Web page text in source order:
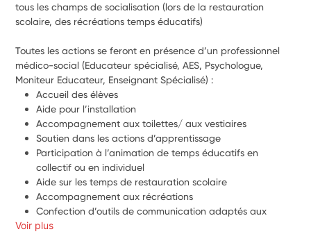
tous les champs de socialisation (lors de la restauration
scolaire, des récréations temps éducatifs)
Toutes les actions se feront en présence d’un professionnel
médico-social (Educateur spécialisé, AES, Psychologue,
Moniteur Educateur, Enseignant Spécialisé) :
Accueil des élèves
Aide pour l’installation
Accompagnement aux toilettes/ aux vestiaires
Soutien dans les actions d’apprentissage
Participation à l’animation de temps éducatifs en
collectif ou en individuel
Aide sur les temps de restauration scolaire
Accompagnement aux récréations
Confection d’outils de communication adaptés aux
élèves
Voir plus